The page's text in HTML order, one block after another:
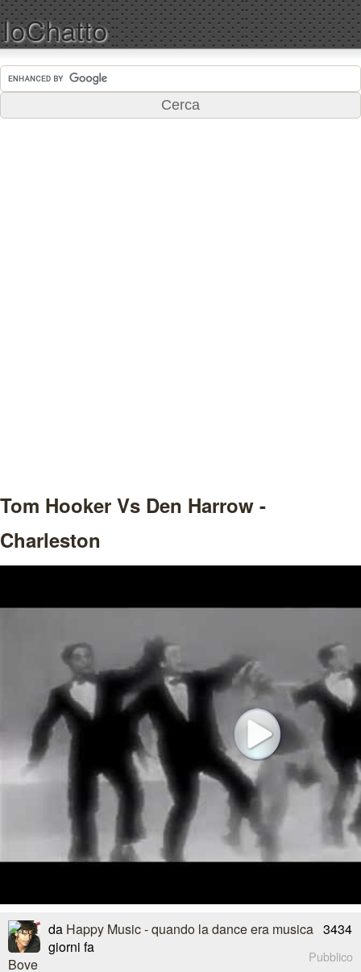
IoChatto
Tom Hooker Vs Den Harrow -
Charleston
da Happy Music - quando la dance era musica 3434
giorni fa
Pubblico